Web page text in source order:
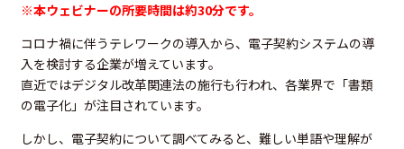
※本ウェビナーの所要時間は約30分です。
コロナ禍に伴うテレワークの導入から、電子契約システムの導
入を検討する企業が増えています。
直近ではデジタル改革関連法の施行も行われ、各業界で「書類
の電子化」が注目されています。
しかし、電子契約について調べてみると、難しい単語や理解が